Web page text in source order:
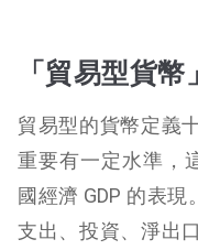
「貿易型貨幣」
貿易型的貨幣定義
重要有一定水準，
國經濟 GDP 的表
支出、投資、淨出